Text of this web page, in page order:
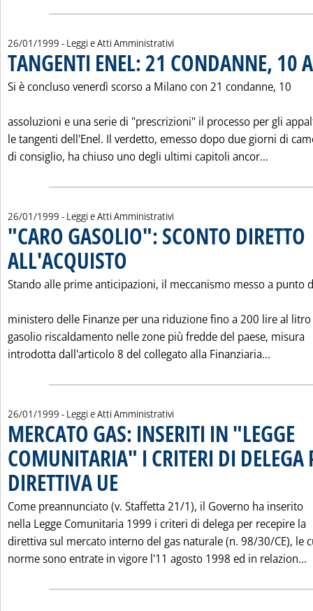
26/01/1999 - Leggi e Atti Amministrativi
TANGENTI ENEL: 21 CONDANNE, 10
Si è concluso venerdì scorso a Milano con 21 condanne, 10
assoluzioni e una serie di "prescrizioni" il processo per gli
le tangenti dell'Enel. Il verdetto, emesso dopo due giorni di
di consiglio, ha chiuso uno degli ultimi capitoli ancor...
26/01/1999 - Leggi e Atti Amministrativi
"CARO GASOLIO": SCONTO DIRETTO
ALL'ACQUISTO
Stando alle prime anticipazioni, il meccanismo messo a punto
ministero delle Finanze per una riduzione fino a 200 lire al
gasolio riscaldamento nelle zone più fredde del paese, misura
introdotta dall'articolo 8 del collegato alla Finanziaria...
26/01/1999 - Leggi e Atti Amministrativi
MERCATO GAS: INSERITI IN "LEGGE
COMUNITARIA" I CRITERI DI DELEGA
DIRETTIVA UE
Come preannunciato (v. Staffetta 21/1), il Governo ha inserito
nella Legge Comunitaria 1999 i criteri di delega per recepire la
direttiva sul mercato interno del gas naturale (n. 98/30/CE), le
norme sono entrate in vigore l'11 agosto 1998 ed in relazion...